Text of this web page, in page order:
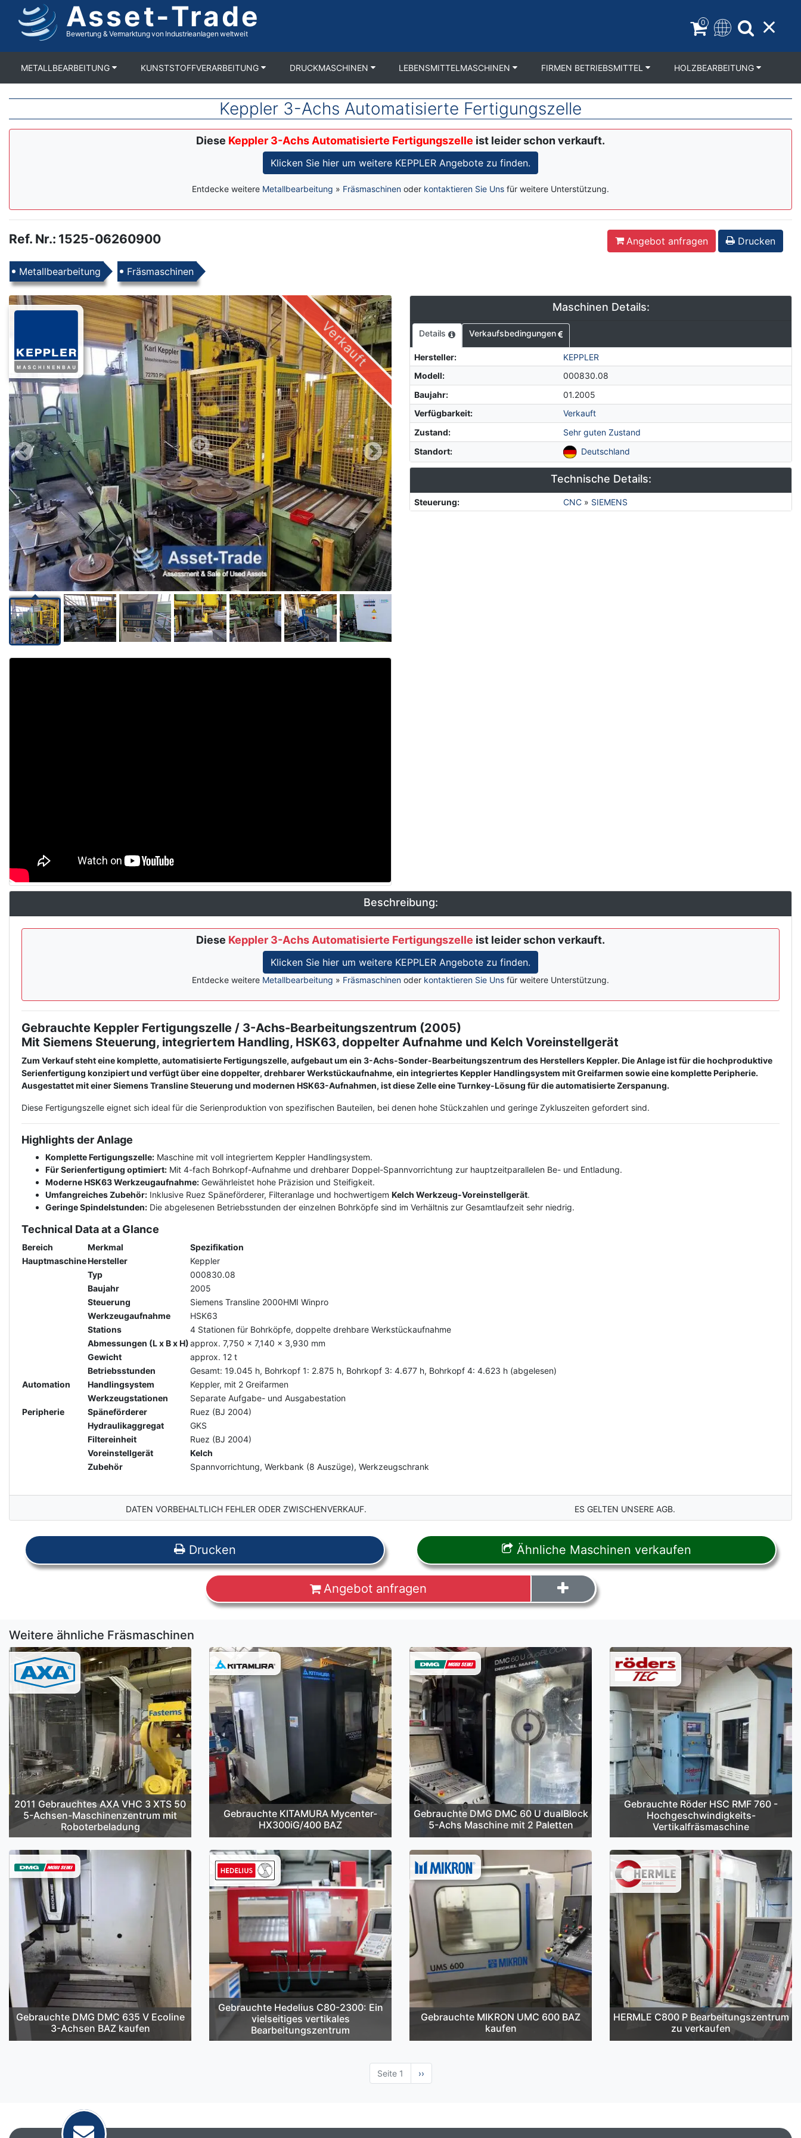
Asset-Trade
Bewertung & Vermarktung von Industrieanlagen weltweit
0
METALLBEARBEITUNG KUNSTSTOFFVERARBEITUNG DRUCKMASCHINEN LEBENSMITTELMASCHINEN FIRMEN BETRIEBSMITTEL HOLZBEARBEITUNG
Keppler 3-Achs Automatisierte Fertigungszelle
Diese Keppler 3-Achs Automatisierte Fertigungszelle ist leider schon verkauft.
Klicken Sie hier um weitere KEPPLER Angebote zu finden.
Entdecke weitere Metallbearbeitung » Fräsmaschinen oder kontaktieren Sie Uns für weitere Unterstützung.
Ref. Nr.: 1525-06260900 Angebot anfragen Drucken
Produkte
Metallbearbeitung Fräsmaschinen
Verkauft
Maschinen Details:
Details Verkaufsbedingungen
Hersteller:
KEPPLER
Modell:
000830.08
Baujahr:
01.2005
Verfügbarkeit:
Verkauft
Zustand:
Sehr guten Zustand
Standort: Deutschland
Technische Details:
Steuerung: CNC » SIEMENS
Beschreibung:
Diese Keppler 3-Achs Automatisierte Fertigungszelle ist leider schon verkauft.
Klicken Sie hier um weitere KEPPLER Angebote zu finden.
Entdecke weitere Metallbearbeitung » Fräsmaschinen oder kontaktieren Sie Uns für weitere Unterstützung.
Description
Gebrauchte Keppler Fertigungszelle / 3-Achs-Bearbeitungszentrum (2005)
Mit Siemens Steuerung, integriertem Handling, HSK63, doppelter Aufnahme und Kelch Voreinstellgerät
Zum Verkauf steht eine komplette, automatisierte Fertigungszelle, aufgebaut um ein 3-Achs-Sonder-Bearbeitungszentrum des Herstellers Keppler. Die Anlage ist für die hochproduktive
Serienfertigung konzipiert und verfügt über eine doppelter, drehbarer Werkstückaufnahme, ein integriertes Keppler Handlingsystem mit Greifarmen sowie eine komplette Peripherie.
Ausgestattet mit einer Siemens Transline Steuerung und modernen HSK63-Aufnahmen, ist diese Zelle eine Turnkey-Lösung für die automatisierte Zerspanung.
Diese Fertigungszelle eignet sich ideal für die Serienproduktion von spezifischen Bauteilen, bei denen hohe Stückzahlen und geringe Zykluszeiten gefordert sind.
Highlights der Anlage
Komplette Fertigungszelle: Maschine mit voll integriertem Keppler Handlingsystem.
Für Serienfertigung optimiert: Mit 4-fach Bohrkopf-Aufnahme und drehbarer Doppel-Spannvorrichtung zur hauptzeitparallelen Be- und Entladung.
Moderne HSK63 Werkzeugaufnahme: Gewährleistet hohe Präzision und Steifigkeit.
Umfangreiches Zubehör: Inklusive Ruez Späneförderer, Filteranlage und hochwertigem Kelch Werkzeug-Voreinstellgerät.
Geringe Spindelstunden: Die abgelesenen Betriebsstunden der einzelnen Bohrköpfe sind im Verhältnis zur Gesamtlaufzeit sehr niedrig.
Technical Data at a Glance
Bereich Merkmal
Spezifikation
HauptmaschineHersteller
Keppler
Typ
000830.08
Baujahr
2005
Steuerung
Siemens Transline 2000HMI Winpro
Werkzeugaufnahme
HSK63
Stations
4 Stationen für Bohrköpfe, doppelte drehbare Werkstückaufnahme
Abmessungen (L x B x H)approx. 7,750 x 7,140 x 3,930 mm
Gewicht
approx. 12 t
Betriebsstunden
Gesamt: 19.045 h, Bohrkopf 1: 2.875 h, Bohrkopf 3: 4.677 h, Bohrkopf 4: 4.623 h (abgelesen)
Automation
Handlingsystem
Keppler, mit 2 Greifarmen
Werkzeugstationen
Separate Aufgabe- und Ausgabestation
Peripherie
Späneförderer
Ruez (BJ 2004)
Hydraulikaggregat
GKS
Filtereinheit
Ruez (BJ 2004)
Voreinstellgerät
Kelch
Zubehör
Spannvorrichtung, Werkbank (8 Auszüge), Werkzeugschrank
DATEN VORBEHALTLICH FEHLER ODER ZWISCHENVERKAUF. ES GELTEN UNSERE AGB.
Drucken Ähnliche Maschinen verkaufen
Angebot anfragen
Weitere ähnliche Fräsmaschinen
2011 Gebrauchtes AXA VHC 3 XTS 50
5-Achsen-Maschinenzentrum mit
Roboterbeladung
Gebrauchte KITAMURA Mycenter-
HX300iG/400 BAZ
Gebrauchte DMG DMC 60 U dualBlock
5-Achs Maschine mit 2 Paletten
Gebrauchte Röder HSC RMF 760 -
Hochgeschwindigkeits-
Vertikalfräsmaschine
Gebrauchte DMG DMC 635 V Ecoline
3-Achsen BAZ kaufen
Gebrauchte Hedelius C80-2300: Ein
vielseitiges vertikales
Bearbeitungszentrum
Gebrauchte MIKRON UMC 600 BAZ
kaufen
HERMLE C800 P Bearbeitungszentrum
zu verkaufen
Seite 1
Nächste
Seite
››